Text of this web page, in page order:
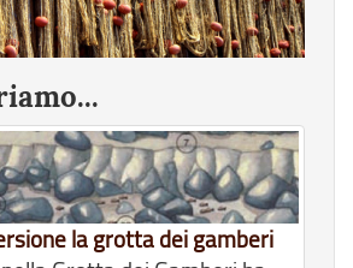
la grotta dei gamberi